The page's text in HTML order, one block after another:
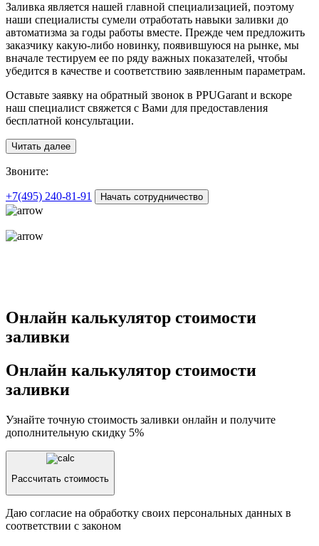
Заливка является нашей главной специализацией, поэтому
наши специалисты сумели отработать навыки заливки до
автоматизма за годы работы вместе. Прежде чем предложить
заказчику какую-либо новинку, появившуюся на рынке, мы
вначале тестируем ее по ряду важных показателей, чтобы
убедится в качестве и соответствию заявленным параметрам.
Оставьте заявку на обратный звонок в PPUGarant и вскоре
наш специалист свяжется с Вами для предоставления
бесплатной консультации.
Читать далее
Звоните:
+7(495) 240-81-91 Начать сотрудничество
Онлайн калькулятор стоимости
заливки
Онлайн калькулятор стоимости
заливки
Узнайте точную стоимость заливки онлайн и получите
дополнительную скидку 5%
Рассчитать стоимость
Даю согласие на обработку своих персональных данных в
соответствии с законом